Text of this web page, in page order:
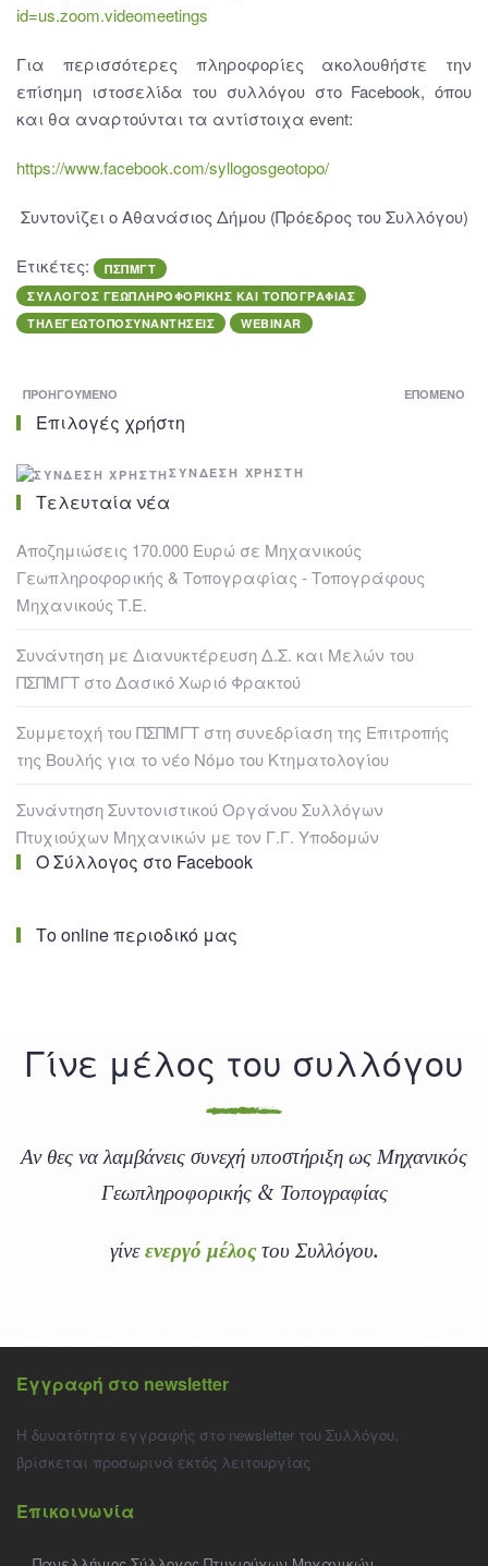
id=us.zoom.videomeetings
Για περισσότερες πληροφορίες ακολουθήστε την
επίσημη ιστοσελίδα του συλλόγου στο Facebook, όπου
και θα αναρτούνται τα αντίστοιχα event:
https://www.facebook.com/syllogosgeotopo/
Συντονίζει ο Αθανάσιος Δήμου (Πρόεδρος του Συλλόγου)
Ετικέτες:
ΠΣΠΜΓΤ
ΣΥΛΛΟΓΟΣ ΓΕΩΠΛΗΡΟΦΟΡΙΚΗΣ ΚΑΙ ΤΟΠΟΓΡΑΦΙΑΣ
ΤΗΛΕΓΕΩΤΟΠΟΣΥΝΑΝΤΗΣΕΙΣ
WEBINAR
ΠΡΟΗΓΟΎΜΕΝΟ ΕΠΌΜΕΝΟ
Επιλογές χρήστη
ΣΎΝΔΕΣΗ ΧΡΉΣΤΗ
Τελευταία νέα
Αποζημιώσεις 170.000 Ευρώ σε Μηχανικούς
Γεωπληροφορικής & Τοπογραφίας - Τοπογράφους
Μηχανικούς Τ.Ε.
Συνάντηση με Διανυκτέρευση Δ.Σ. και Μελών του
ΠΣΠΜΓΤ στο Δασικό Χωριό Φρακτού
Συμμετοχή του ΠΣΠΜΓΤ στη συνεδρίαση της Επιτροπής
της Βουλής για το νέο Νόμο του Κτηματολογίου
Συνάντηση Συντονιστικού Οργάνου Συλλόγων
Πτυχιούχων Μηχανικών με τον Γ.Γ. Υποδομών
Ο Σύλλογος στο Facebook
Το online περιοδικό μας
Γίνε μέλος του συλλόγου
Αν θες να λαμβάνεις συνεχή υποστήριξη ως Μηχανικός
Γεωπληροφορικής & Τοπογραφίας
γίνεενεργό μέλοςτου Συλλόγου.
Εγγραφή στο newsletter
Η δυνατότητα εγγραφής στο newsletter του Συλλόγου,
βρίσκεται προσωρινά εκτός λειτουργίας
Επικοινωνία